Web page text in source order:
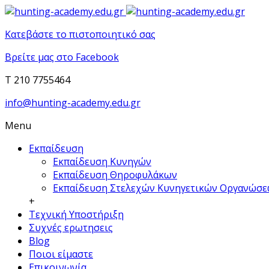
Κατεβάστε το πιστοποιητικό σας
Βρείτε μας στο Facebook
T 210 7755464
info@hunting-academy.edu.gr
Menu
Εκπαίδευση
Εκπαίδευση Κυνηγών
Εκπαίδευση Θηροφυλάκων
Εκπαίδευση Στελεχών Κυνηγετικών
+
Τεχνική Υποστήριξη
Συχνές ερωτησεις
Blog
Ποιοι είμαστε